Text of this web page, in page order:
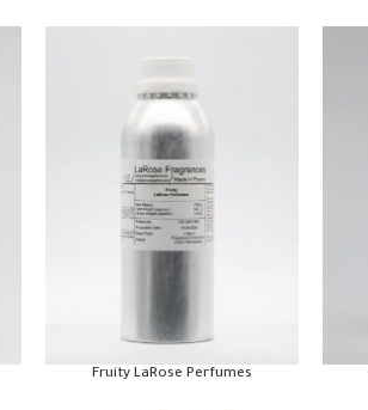
Fruity LaRose Perfumes